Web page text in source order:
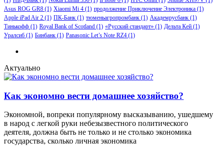
Asus ROG GR8 (1) Xiaomi Mi 4 (1) продолжение Приключение Электроника (1)
Apple iPad Air 2 (1) ПК-Банк (1) тюменьагропромбанк (1) Академрусбанк (1)
Тинькофф (1) Royal Bank of Scotland (1) «Русский стандарт» (1) Дельта Кей (1)
Уралсиб (1) Бинбанк (1) Panasonic Let’s Note RZ4 (1)
Актуально
Как экономно вести домашнее хозяйство?
Экономной, вопреки популярному высказыванию, ушедшему
в народ с легкой руки небезызвестного политического
деятеля, должна быть не только и не столько экономика
государства, сколько личная экономика